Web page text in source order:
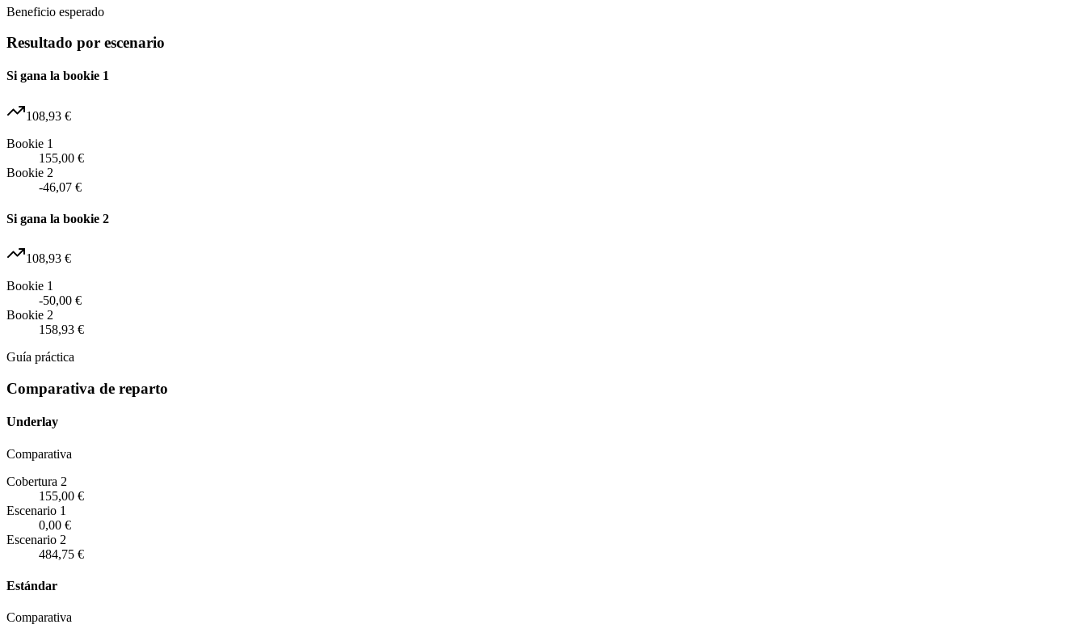
Beneficio esperado
Resultado por escenario
Si gana la bookie 1
108,93 €
Bookie 1
155,00 €
Bookie 2
-46,07 €
Si gana la bookie 2
108,93 €
Bookie 1
-50,00 €
Bookie 2
158,93 €
Guía práctica
Comparativa de reparto
Underlay
Comparativa
Cobertura 2
155,00 €
Escenario 1
0,00 €
Escenario 2
484,75 €
Estándar
Comparativa